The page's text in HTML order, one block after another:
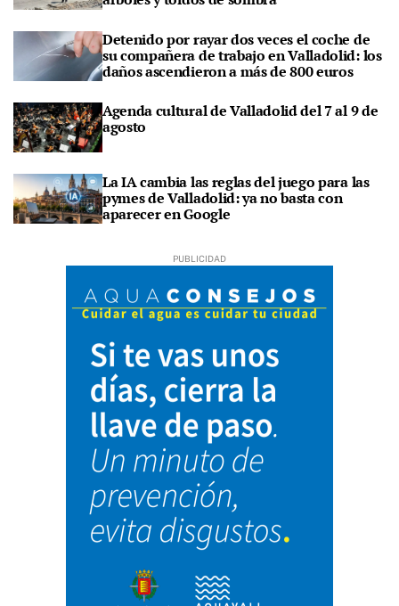
Detenido por rayar dos veces el coche de
su compañera de trabajo en Valladolid: los
daños ascendieron a más de 800 euros
Agenda cultural de Valladolid del 7 al 9 de
agosto
La IA cambia las reglas del juego para las
pymes de Valladolid: ya no basta con
aparecer en Google